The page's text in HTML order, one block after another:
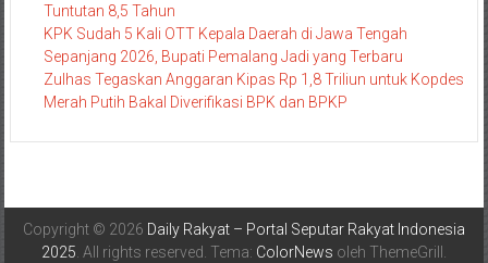
Tuntutan 8,5 Tahun
KPK Sudah 5 Kali OTT Kepala Daerah di Jawa Tengah
Sepanjang 2026, Bupati Pemalang Jadi yang Terbaru
Zulhas Tegaskan Anggaran Kipas Rp 1,8 Triliun untuk Kopdes
Merah Putih Bakal Diverifikasi BPK dan BPKP
Copyright © 2026 Daily Rakyat – Portal Seputar Rakyat Indonesia
2025 . All rights reserved. Tema: ColorNews oleh ThemeGrill.